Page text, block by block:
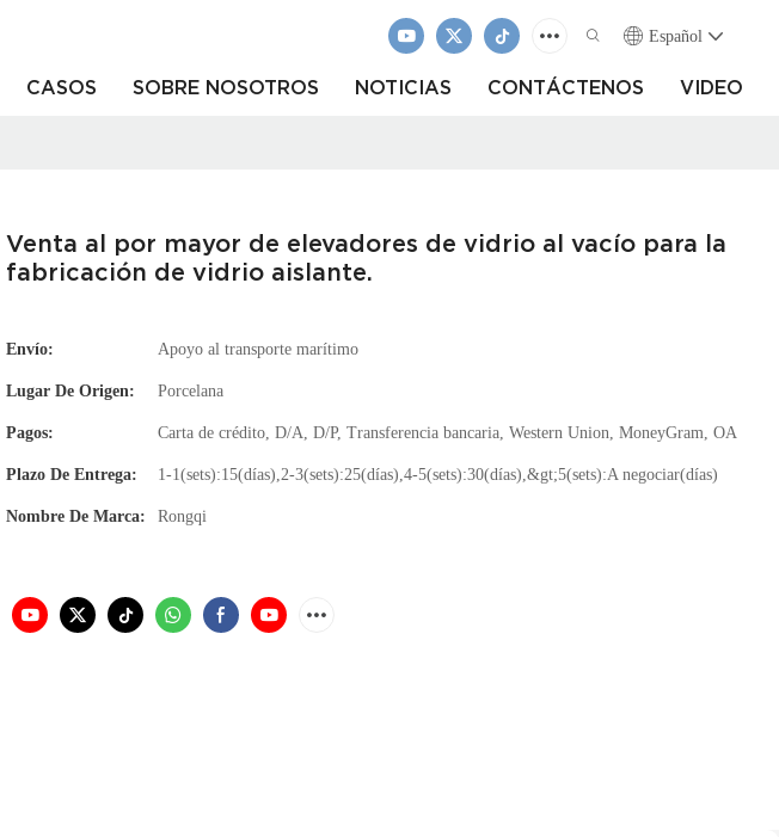
Español
CASOS SOBRE NOSOTROS NOTICIAS CONTÁCTENOS VIDEO
Venta al por mayor de elevadores de vidrio al vacío para la
fabricación de vidrio aislante.
Envío: Apoyo al transporte marítimo
Lugar De Origen: Porcelana
Pagos: Carta de crédito, D/A, D/P, Transferencia bancaria, Western Union, MoneyGram, OA
Plazo De Entrega: 1-1(sets):15(días),2-3(sets):25(días),4-5(sets):30(días),&gt;5(sets):A negociar(días)
Nombre De Marca: Rongqi